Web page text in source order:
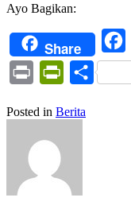
Ayo Bagikan:
Share
Print PrintFriendly
Share
Posted in Berita